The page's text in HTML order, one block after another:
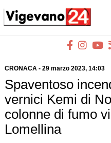
CRONACA- 29 marzo 2023, 14:03
Spaventoso
vernici Kemi di
colonne di fumo
Lomellina